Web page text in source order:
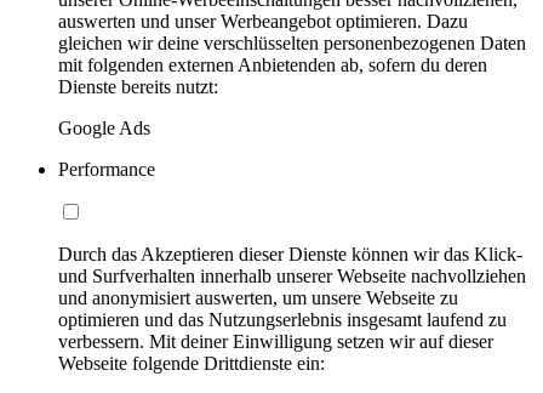
auswerten und unser Werbeangebot optimieren. Dazu
gleichen wir deine verschlüsselten personenbezogenen Daten
mit folgenden externen Anbietenden ab, sofern du deren
Dienste bereits nutzt:
Google Ads
Performance
Durch das Akzeptieren dieser Dienste können wir das Klick-
und Surfverhalten innerhalb unserer Webseite nachvollziehen
und anonymisiert auswerten, um unsere Webseite zu
optimieren und das Nutzungserlebnis insgesamt laufend zu
verbessern. Mit deiner Einwilligung setzen wir auf dieser
Webseite folgende Drittdienste ein: